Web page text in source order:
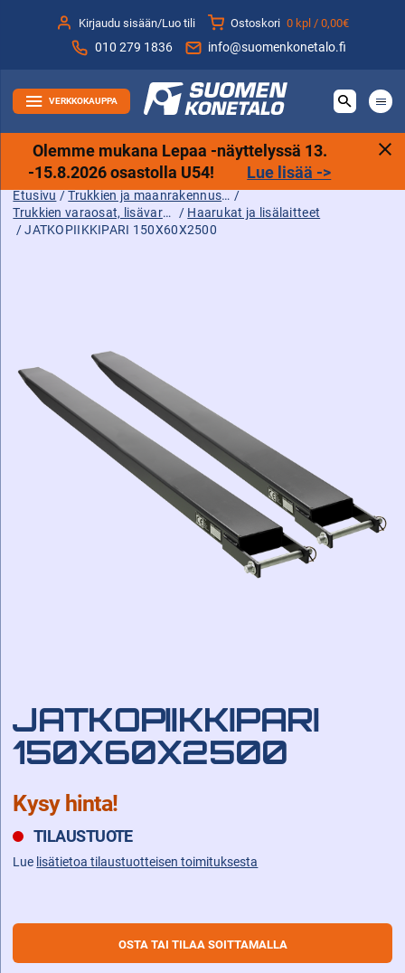
sisältöön
Kirjaudu sisään/Luo tili Ostoskori 0 kpl /0,00€
010 279 1836 info@suomenkonetalo.fi
VERKKOKAUPPA
Olemme mukana Lepaa -näyttelyssä 13.
-15.8.2026 osastolla U54! Lue lisää ->
Etusivu / Trukkien ja maanrakennuskoneiden tarvikkeet sekä varaosat ja lisävarusteet /
Trukkien varaosat, lisävarusteet ja tarvikkeet / Haarukat ja lisälaitteet
/ JATKOPIIKKIPARI 150X60X2500
JATKOPIIKKIPARI
150X60X2500
Kysy hinta!
TILAUSTUOTE
Lue lisätietoa tilaustuotteisen toimituksesta
OSTA TAI TILAA SOITTAMALLA